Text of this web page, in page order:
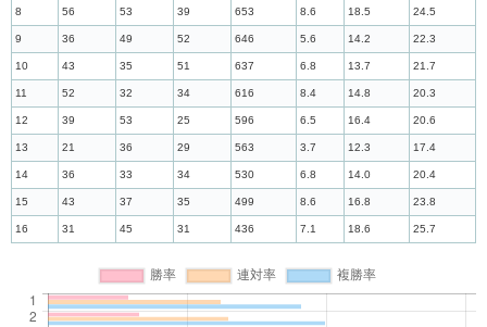
8 56 53 39 653 8.6 18.5 24.5
9 36 49 52 646 5.6 14.2 22.3
10 43 35 51 637 6.8 13.7 21.7
11 52 32 34 616 8.4 14.8 20.3
12 39 53 25 596 6.5 16.4 20.6
13 21 36 29 563 3.7 12.3 17.4
14 36 33 34 530 6.8 14.0 20.4
15 43 37 35 499 8.6 16.8 23.8
16 31 45 31 436 7.1 18.6 25.7